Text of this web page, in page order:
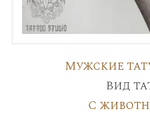
Мужские
Вид
С